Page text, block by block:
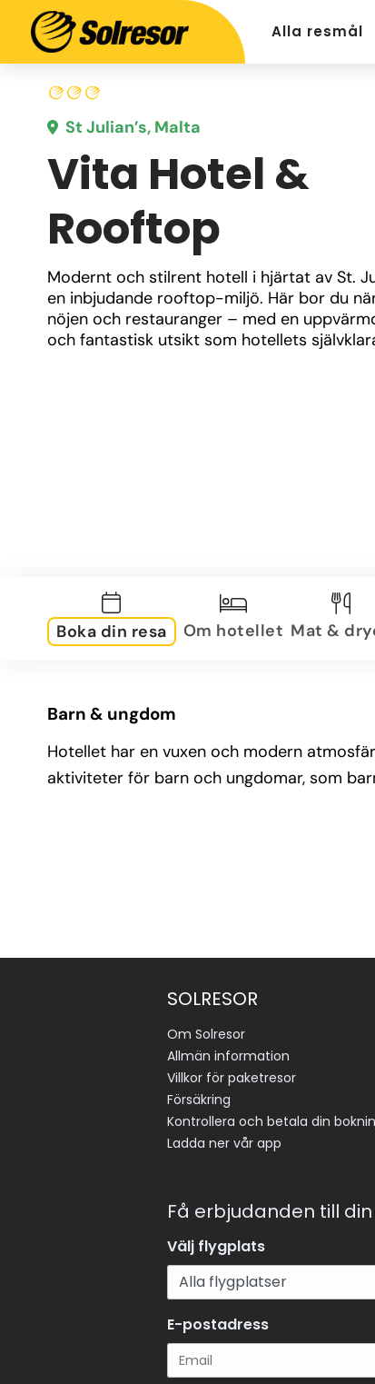
Alla resmål
St Julian’s, Malta
Vita Hotel &
Rooftop
Modernt och stilrent hotell i hjärtat av St.
en inbjudande rooftop-miljö. Här bor du
nöjen och restauranger – med en
och fantastisk utsikt som hotellets
Boka din resa Om hotellet Mat &
Barn & ungdom
Hotellet har en vuxen och modern
aktiviteter för barn och ungdomar, som
SOLRESOR
Om Solresor
Allmän information
Villkor för paketresor
Försäkring
Kontrollera och betala din
Ladda ner vår app
Få erbjudanden till
Välj flygplats
E-postadress